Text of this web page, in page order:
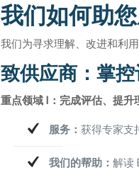
我们如何助
我们为寻求理解、改进和利
致供应商：掌
重点领域 I：完成评估、提升
服务： 获得专家支
我们的帮助： 解读